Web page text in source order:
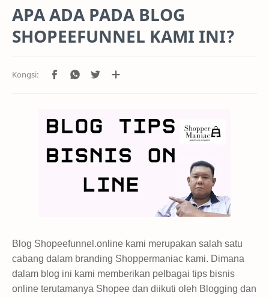
APA ADA PADA BLOG
SHOPEEFUNNEL KAMI INI?
Blog Shopeefunnel.online kami merupakan salah satu
cabang dalam branding Shoppermaniac kami. Dimana
dalam blog ini kami memberikan pelbagai tips bisnis
online terutamanya Shopee dan diikuti oleh Blogging dan